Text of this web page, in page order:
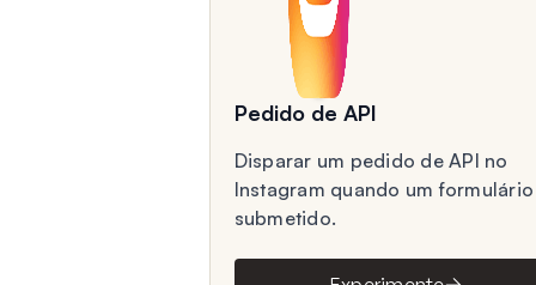
Pedido de API
Disparar um pedido de API no
Instagram quando um
submetido.